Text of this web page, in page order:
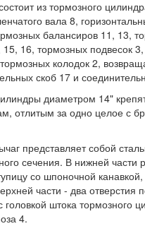
из тормозного
вала 8,
балансиров 11, 13,
16, тормозных подвесок
колодок 2,
скоб 17 и
диаметром 14"
отлитым за одно целое с
представляет собой
сечения. В нижней части
со шпоночной
части - два отверстия
штока тормозного
4.